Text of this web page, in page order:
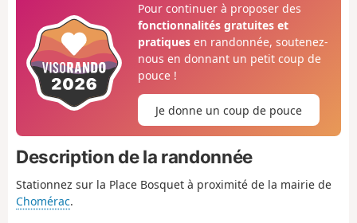
Pour continuer à proposer des
fonctionnalités gratuites et
pratiquesen randonnée, soutenez-
nous en donnant un petit coup de
pouce !
Je donne un coup de pouce
Description de la randonnée
Stationnez sur la Place Bosquet à proximité de la mairie de
Chomérac.